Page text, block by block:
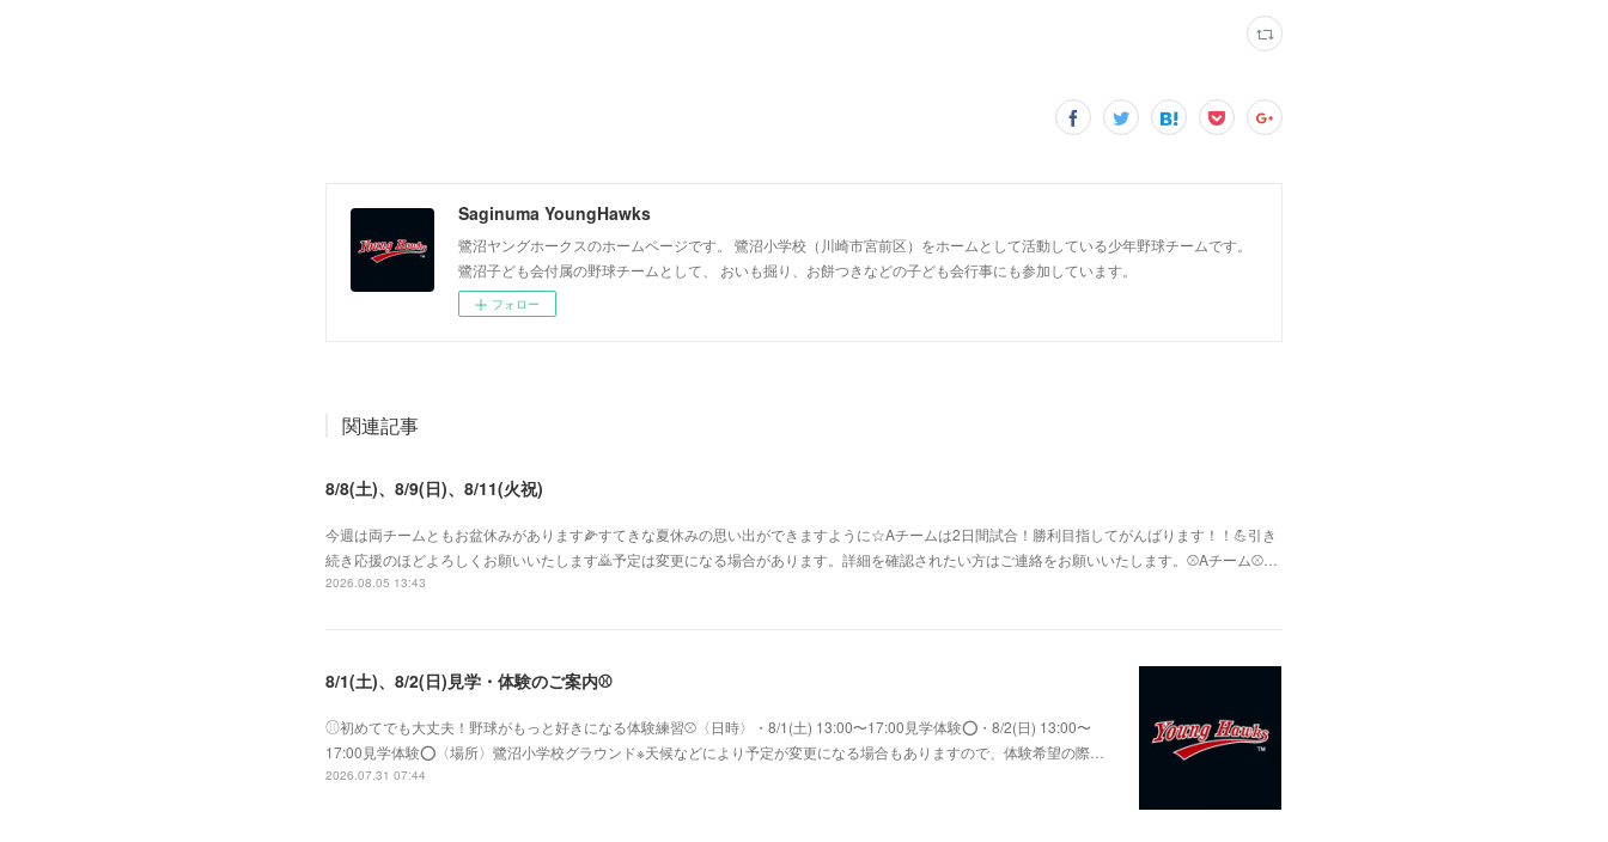
Saginuma YoungHawks
鷺沼ヤングホークスのホームページです。 鷺沼小学校（川崎市宮前区）をホームとして活動している少年野球チームです。
鷺沼子ども会付属の野球チームとして、 おいも掘り、お餅つきなどの子ども会行事にも参加しています。
フォロー
関連記事
8/8(土)、8/9(日)、8/11(火祝)
今週は両チームともお盆休みがあります🌽すてきな夏休みの思い出ができますように☆Aチームは2日間試合！勝利目指してがんばります！！💪引き
続き応援のほどよろしくお願いいたします🙇予定は変更になる場合があります。詳細を確認されたい方はご連絡をお願いいたします。⚾Aチーム⚾️…
2026.08.05 13:43
8/1(土)、8/2(日)見学・体験のご案内⚾️
⚾︎初めてでも大丈夫！野球がもっと好きになる体験練習⚾〈日時〉・8/1(土) 13:00〜17:00見学体験⭕️・8/2(日) 13:00〜
17:00見学体験⭕️〈場所〉鷺沼小学校グラウンド※天候などにより予定が変更になる場合もありますので、体験希望の際…
2026.07.31 07:44